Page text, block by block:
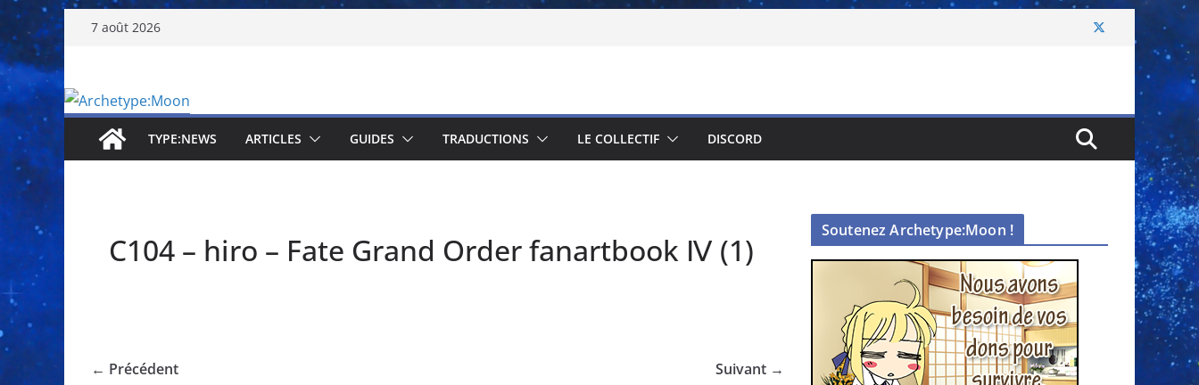
Passer
contenu
7 août 2026
TYPE:NEWS ARTICLES GUIDES TRADUCTIONS LE COLLECTIF DISCORD
C104 – hiro – Fate Grand Order fanartbook Ⅳ (1)
← Précédent Suivant →
Soutenez Archetype:Moon !